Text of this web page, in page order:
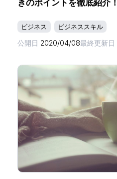
きのポイントを徹底紹介！
ビジネス ビジネススキル
公開日 2020/04/08最終更新日